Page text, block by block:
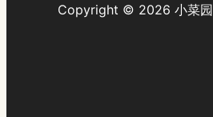
Copyright © 2026 小菜园|